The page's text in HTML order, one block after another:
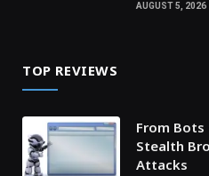
AUGUST 5, 2026
TOP REVIEWS
From
Stealth
Attacks